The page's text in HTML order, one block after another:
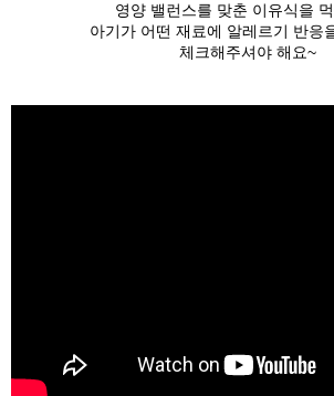
영양 밸런스를 맞춘 이유식을
아기가 어떤 재료에 알레르기 반응
체크해주셔야 해요~